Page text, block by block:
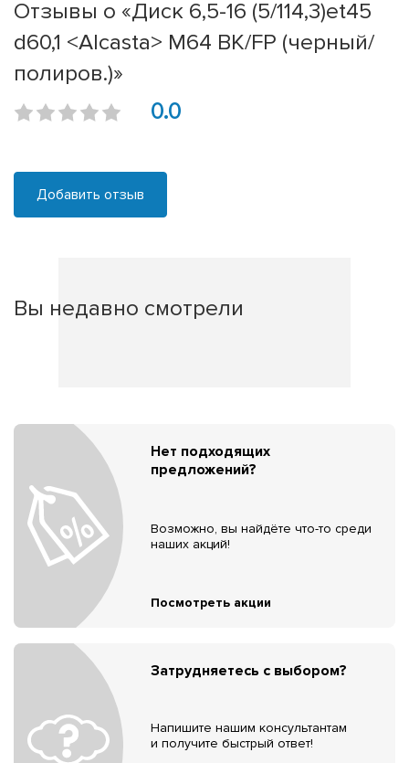
Отзывы о «Диск 6,5-16 (5/114,3)et45
d60,1 <Alcasta> M64 BK/FP (черный/
полиров.)»
0.0
Добавить отзыв
Вы недавно смотрели
Нет подходящих
предложений?
Возможно, вы найдёте что-то среди
наших акций!
Посмотреть акции
Затрудняетесь с выбором?
Напишите нашим консультантам
и получите быстрый ответ!